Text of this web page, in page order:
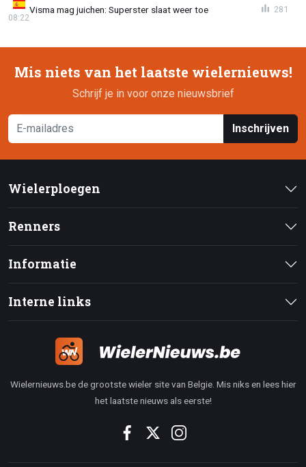
Visma mag juichen: Superster slaat weer toe
08:22
281
Mis niets van het laatste wielernieuws!
Schrijf je in voor onze nieuwsbrief
Inschrijven
Wielerploegen
Renners
Informatie
Interne links
Wielernieuws.be de grootste wieler site van Belgie. Mis niks en lees hier
het laatste nieuws als eerste!